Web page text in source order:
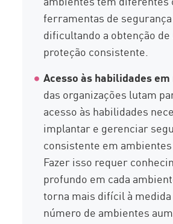
ferramentas de
dificultando a obtenção de
proteção consistente.
Acesso às habilidades
das organizações lutam
acesso às habilidades
implantar e gerenciar
consistente em
Fazer isso requer
profundo em cada
torna mais difícil à medida
número de ambientes